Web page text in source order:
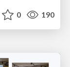
0 190